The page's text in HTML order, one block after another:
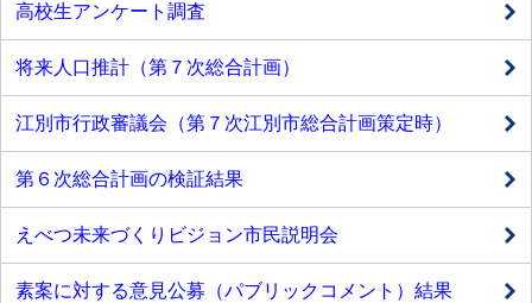
高校生アンケート調査
将来人口推計（第７次総合計画）
江別市行政審議会（第７次江別市総合計画策定時）
第６次総合計画の検証結果
えべつ未来づくりビジョン市民説明会
素案に対する意見公募（パブリックコメント）結果